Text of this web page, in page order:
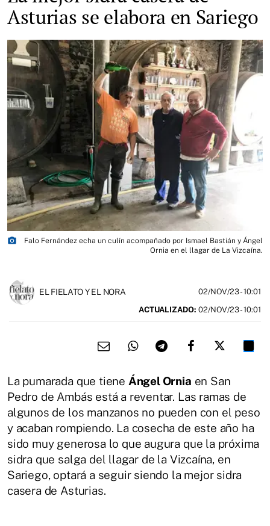
Asturias se elabora en Sariego
photo_camera
Falo Fernández echa un culín acompañado por Ismael Bastián y Ángel
Ornia en el llagar de La Vizcaína.
EL FIELATO Y EL NORA 02/NOV/23- 10:01
ACTUALIZADO: 02/NOV/23 - 10:01
La pumarada que tiene Ángel Ornia en San
Pedro de Ambás está a reventar. Las ramas de
algunos de los manzanos no pueden con el peso
y acaban rompiendo. La cosecha de este año ha
sido muy generosa lo que augura que la próxima
sidra que salga del llagar de la Vizcaína, en
Sariego, optará a seguir siendo la mejor sidra
casera de Asturias.